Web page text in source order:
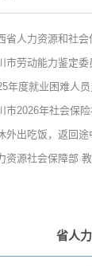
省人力资源和社
市劳动能力鉴定
年度就业困难人
市2026年社会保
外出吃饭，返回
资源社会保障部
省人